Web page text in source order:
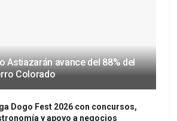
Astiazarán avance del 88% del
Colorado
Dogo Fest 2026 con concursos,
y apoyo a negocios